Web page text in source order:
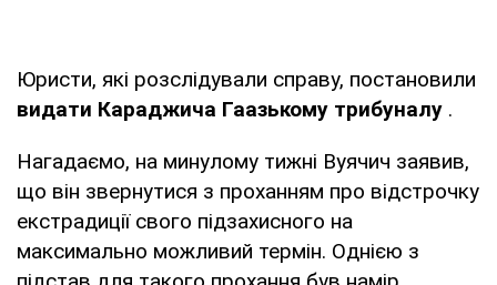
Юристи, які розслідували справу, постановили
видати Караджича Гаазькому трибуналу .
Нагадаємо, на минулому тижні Вуячич заявив,
що він звернутися з проханням про відстрочку
екстрадиції свого підзахисного на
максимально можливий термін. Однією з